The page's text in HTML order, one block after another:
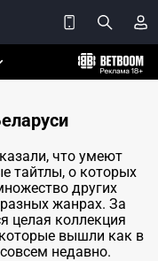
что умеют
тайтлы, о которых
других
жанрах. За
целая коллекция
которые вышли как в
недавно.